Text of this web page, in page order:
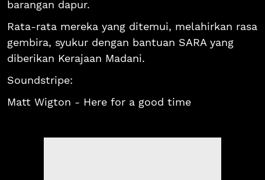
barangan dapur.
Rata-rata mereka yang ditemui, melahirkan rasa
gembira, syukur dengan bantuan SARA yang
diberikan Kerajaan Madani.
Soundstripe:
Matt Wigton - Here for a good time